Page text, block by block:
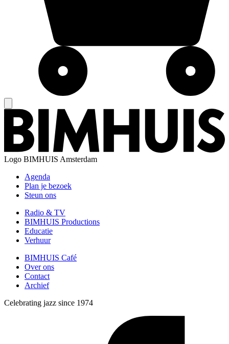
Logo BIMHUIS Amsterdam
Agenda
Plan je bezoek
Steun ons
Radio & TV
BIMHUIS Productions
Educatie
Verhuur
BIMHUIS Café
Over ons
Contact
Archief
Celebrating jazz since 1974